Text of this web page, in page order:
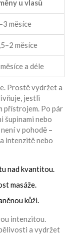
u vlasů
měsíce
měsíce
a déle
Prostě vydržet a
jestli
přístrojem. Po pár
šupinami nebo
v pohodě –
intenzitě nebo
nad kvantitou.
masáže.
kůži.
intenzitou.
a vydržet